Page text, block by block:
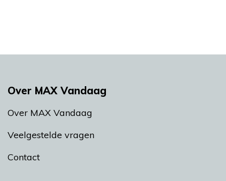
Over MAX Vandaag
Over MAX Vandaag
Veelgestelde vragen
Contact